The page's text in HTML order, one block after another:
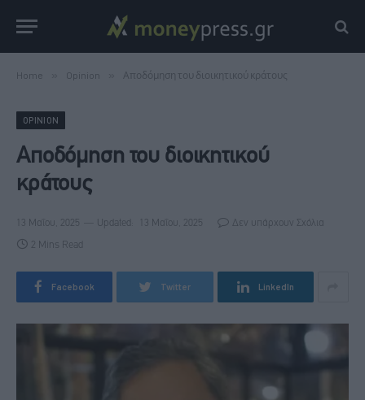
Home Opinion Αποδόμηση του διοικητικού κράτους
OPINION
Αποδόμηση του διοικητικού
κράτους
13 Μαΐου, 2025 Updated: 13 Μαΐου, 2025 Δεν υπάρχουν Σχόλια
2 Mins Read
Facebook Twitter LinkedIn